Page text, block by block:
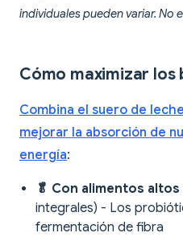
individuales pueden variar. No
Cómo maximizar los
Combina el suero de
mejorar la absorción de
energía:
🥬 Con alimentos
integrales) - Los
fermentación de fibra